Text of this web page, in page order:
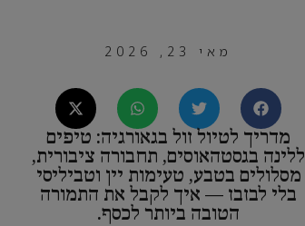
מאי 23, 2026
מדריך לטיול זול בגאורגיה: טיפים
ללינה בגסטהאוסים, תחבורה ציבורית,
מסלולים בטבע, טעימות יין וטביליסי
בלי לבזבז — איך לקבל את התמורה
הטובה ביותר לכסף.